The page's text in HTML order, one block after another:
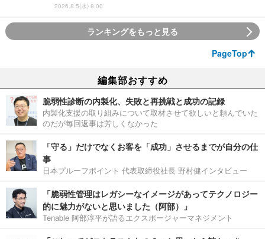
2026.8.5(水) 8:00
ランキングをもっと見る
PageTop
編集部おすすめ
脆弱性診断の内製化、失敗と再挑戦と成功の記録
内製化支援の取り組みについて取材させて欲しいと頼んでいた
のだが毎回返事は芳しくなかった
「守る」だけでなくお客を「成功」させるまでが自分の仕
事
日本プルーフポイント 代表取締役社長 野村健インタビュー
「脆弱性管理はレガシーなイメージがあってテクノロジー
的に魅力がないと思いました（阿部）」
Tenable 阿部淳平が語るエクスポージャーマネジメント